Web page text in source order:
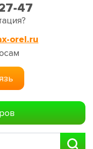
47
orel.ru